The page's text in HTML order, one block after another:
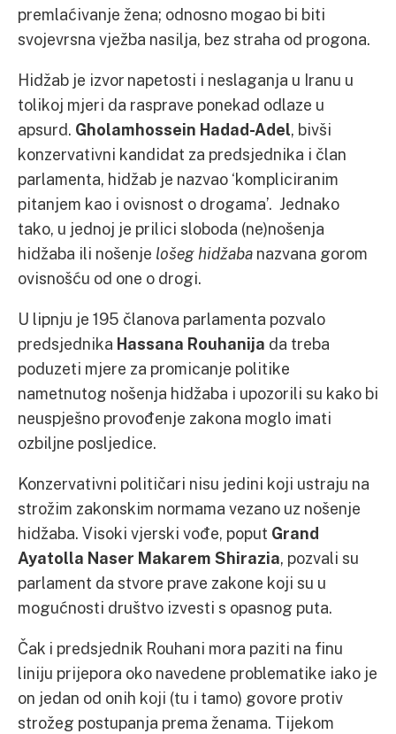
premlaćivanje žena; odnosno mogao bi biti
svojevrsna vježba nasilja, bez straha od progona.
Hidžab je izvor napetosti i neslaganja u Iranu u
tolikoj mjeri da rasprave ponekad odlaze u
apsurd. Gholamhossein Hadad-Adel, bivši
konzervativni kandidat za predsjednika i član
parlamenta, hidžab je nazvao ‘kompliciranim
pitanjem kao i ovisnost o drogama’. Jednako
tako, u jednoj je prilici sloboda (ne)nošenja
hidžaba ili nošenje lošeg hidžaba nazvana gorom
ovisnošću od one o drogi.
U lipnju je 195 članova parlamenta pozvalo
predsjednika Hassana Rouhanija da treba
poduzeti mjere za promicanje politike
nametnutog nošenja hidžaba i upozorili su kako bi
neuspješno provođenje zakona moglo imati
ozbiljne posljedice.
Konzervativni političari nisu jedini koji ustraju na
strožim zakonskim normama vezano uz nošenje
hidžaba. Visoki vjerski vođe, poput Grand
Ayatolla Naser Makarem Shirazia, pozvali su
parlament da stvore prave zakone koji su u
mogućnosti društvo izvesti s opasnog puta.
Čak i predsjednik Rouhani mora paziti na finu
liniju prijepora oko navedene problematike iako je
on jedan od onih koji (tu i tamo) govore protiv
strožeg postupanja prema ženama. Tijekom